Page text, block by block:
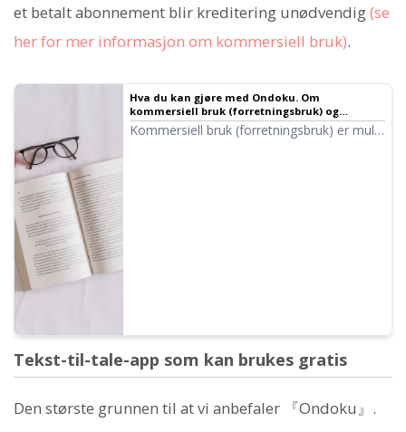
et betalt abonnement blir kreditering unødvendig(se
her for mer informasjon om kommersiell bruk).
Hva du kan gjøre med Ondoku. Om
kommersiell bruk (forretningsbruk) og
forbudte handlinger.
Kommersiell bruk (forretningsbruk) er mulig
Tekst-til-tale-app som kan brukes gratis
Den største grunnen til at vi anbefaler 『Ondoku』.